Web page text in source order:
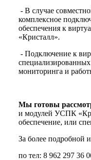
- В случае
комплексное
обеспечения к
«Кристалл».
- Подключение к
мониторинга и
Мы готовы
и модулей УСПК
обеспечение, или
За более подробной
по тел: 8 962 297 36